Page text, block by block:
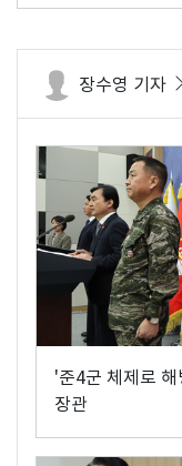
장수영 기자
'준4군 체제로
장관